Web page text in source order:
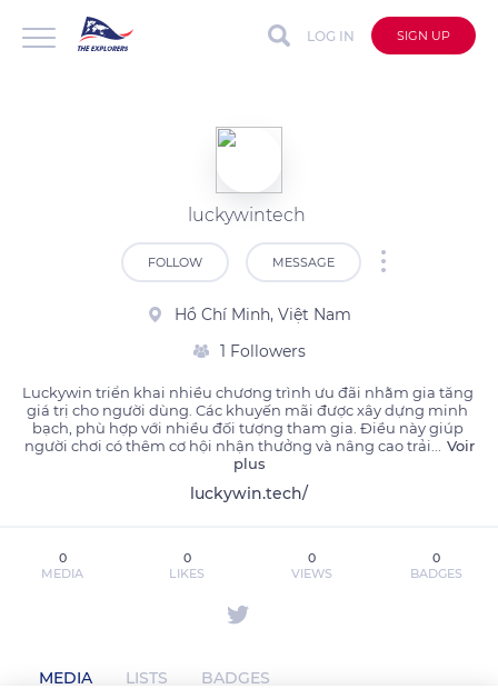
LOG IN SIGN UP
luckywintech
FOLLOW MESSAGE
Hồ Chí Minh, Việt Nam
1 Followers
Luckywin triển khai nhiều chương trình ưu đãi nhằm gia tăng
giá trị cho người dùng. Các khuyến mãi được xây dựng minh
bạch, phù hợp với nhiều đối tượng tham gia. Điều này giúp
người chơi có thêm cơ hội nhận thưởng và nâng cao trải
Voir
plus
luckywin.tech/
0
MEDIA
0
LIKES
0
VIEWS
0
BADGES
MEDIA LISTS BADGES